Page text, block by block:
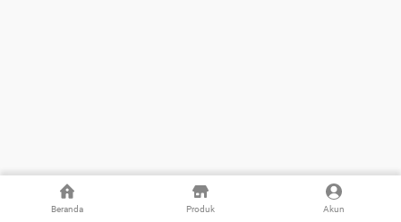
Beranda Produk Akun